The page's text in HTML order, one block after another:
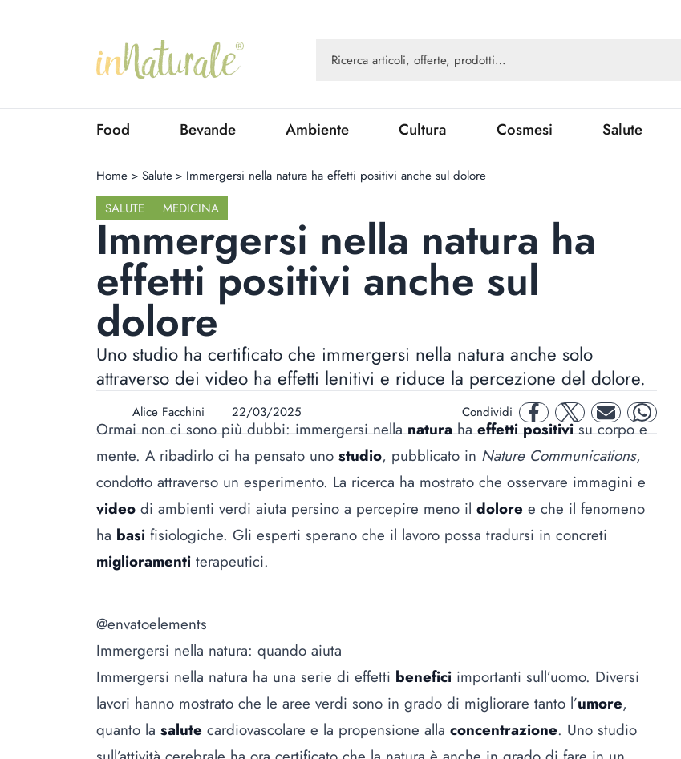
Food Bevande Ambiente Cultura Cosmesi Salute
Home > Salute > Immergersi nella natura ha effetti positivi anche sul dolore
SALUTE
MEDICINA
Immergersi nella natura ha
effetti positivi anche sul
dolore
Uno studio ha certificato che immergersi nella natura anche solo
attraverso dei video ha effetti lenitivi e riduce la percezione del dolore.
Alice Facchini 22/03/2025 Condividi facebooktwitter mail whatsapp
Ormai non ci sono più dubbi: immergersi nellanaturahaeffetti positivisu corpo e
mente. A ribadirlo ci ha pensato uno studio, pubblicato in Nature Communications,
condotto attraverso un esperimento. La ricerca ha mostrato che osservare immagini e
video di ambienti verdi aiuta persino a percepire meno il dolore e che il fenomeno
ha basi fisiologiche. Gli esperti sperano che il lavoro possa tradursi in concreti
miglioramenti terapeutici.
@envatoelements
Immergersi nella natura: quando aiuta
Immergersi nella natura ha una serie di effetti benefici importanti sull’uomo. Diversi
lavori hanno mostrato che le aree verdi sono in grado di migliorare tanto l’umore,
quanto la salute cardiovascolare e la propensione alla concentrazione. Uno studio